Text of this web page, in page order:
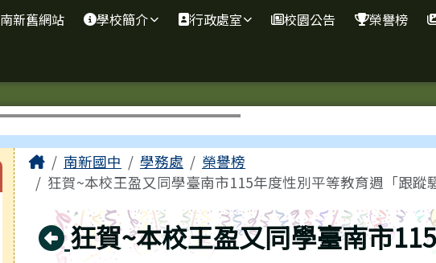
南新舊網站 學校簡介 行政處室 校園公告 榮譽榜
主內容區域
Home南新國中 學務處
榮譽榜
狂賀~本校王盈又同學臺南市115年度性別平等教育週「跟蹤
回上頁
狂賀~本校王盈又同學臺南市